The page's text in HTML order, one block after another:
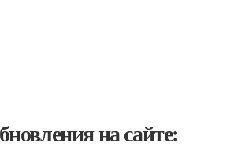
на сайте: